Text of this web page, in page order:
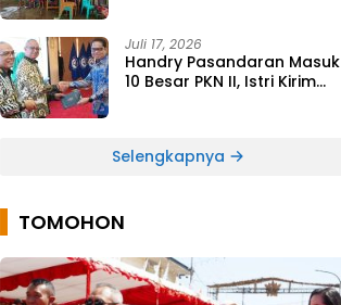
Juli 17, 2026
Handry Pasandaran Masuk
10 Besar PKN II, Istri Kirim
Selengkapnya
TOMOHON